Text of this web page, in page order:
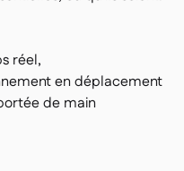
réel,
en déplacement
de main